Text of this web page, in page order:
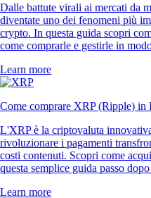
Dalle battute virali ai mercati da
diventate uno dei fenomeni più
crypto. In questa guida scopri
come comprarle e gestirle in
Learn more
Come comprare XRP (Ripple) in
L'XRP è la criptovaluta
rivoluzionare i pagamenti
costi contenuti. Scopri come
questa semplice guida passo dopo
Learn more